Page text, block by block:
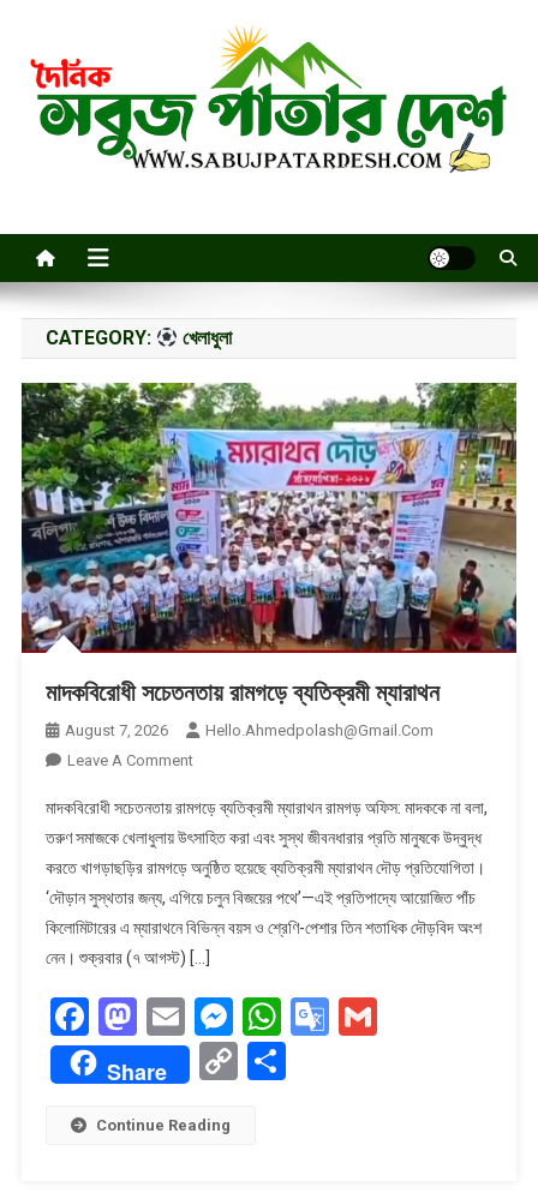
content
CATEGORY: খেলাধুলা
মাদকবিরোধী সচেতনতায় রামগড়ে ব্যতিক্রমী ম্যারাথন
August 7, 2026
Hello.ahmedpolash@gmail.com
Leave A CommentOn
সচেতনতায়
রামগড়ে
ব্যতিক্রমী
ম্যারাথন
মাদকবিরোধী সচেতনতায় রামগড়ে ব্যতিক্রমী ম্যারাথন রামগড় অফিস: মাদককে না বলা,
তরুণ সমাজকে খেলাধুলায় উৎসাহিত করা এবং সুস্থ জীবনধারার প্রতি মানুষকে উদ্বুদ্ধ
করতে খাগড়াছড়ির রামগড়ে অনুষ্ঠিত হয়েছে ব্যতিক্রমী ম্যারাথন দৌড় প্রতিযোগিতা।
‘দৌড়ান সুস্থতার জন্য, এগিয়ে চলুন বিজয়ের পথে’—এই প্রতিপাদ্যে আয়োজিত পাঁচ
কিলোমিটারের এ ম্যারাথনে বিভিন্ন বয়স ও শ্রেণি-পেশার তিন শতাধিক দৌড়বিদ অংশ
নেন। শুক্রবার (৭ আগস্ট) […]
Facebook
Mastodon
EmailMessenger
WhatsApp
Google
Gmail
Share
CopyShare
Continue Reading